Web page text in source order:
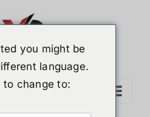
you might be
language.
to change to: